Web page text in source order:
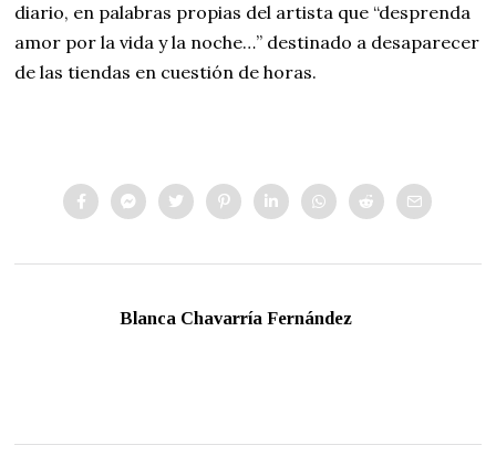
diario, en palabras propias del artista que “desprenda
amor por la vida y la noche…” destinado a desaparecer
de las tiendas en cuestión de horas.
Blanca Chavarría Fernández